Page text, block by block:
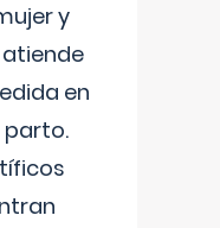
y
en
parto.